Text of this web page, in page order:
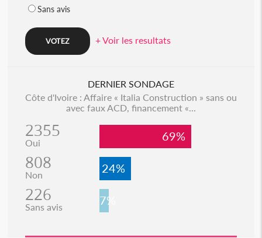
Sans avis
+ Voir les resultats
DERNIER SONDAGE
Côte d'Ivoire : Affaire « Italia Construction » sans ou
avec faux ACD, financement «...
2355
Oui 69%
808
Non 24%
226
Sans avis 7%